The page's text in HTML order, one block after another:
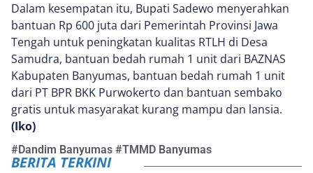
Dalam kesempatan itu, Bupati Sadewo menyerahkan
bantuan Rp 600 juta dari Pemerintah Provinsi Jawa
Tengah untuk peningkatan kualitas RTLH di Desa
Samudra, bantuan bedah rumah 1 unit dari BAZNAS
Kabupaten Banyumas, bantuan bedah rumah 1 unit
dari PT BPR BKK Purwokerto dan bantuan sembako
gratis untuk masyarakat kurang mampu dan lansia.
(Iko)
#Dandim Banyumas #TMMD Banyumas
BERITA TERKINI